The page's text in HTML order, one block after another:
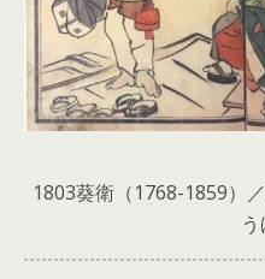
1803葵衛（1768-1859）
う